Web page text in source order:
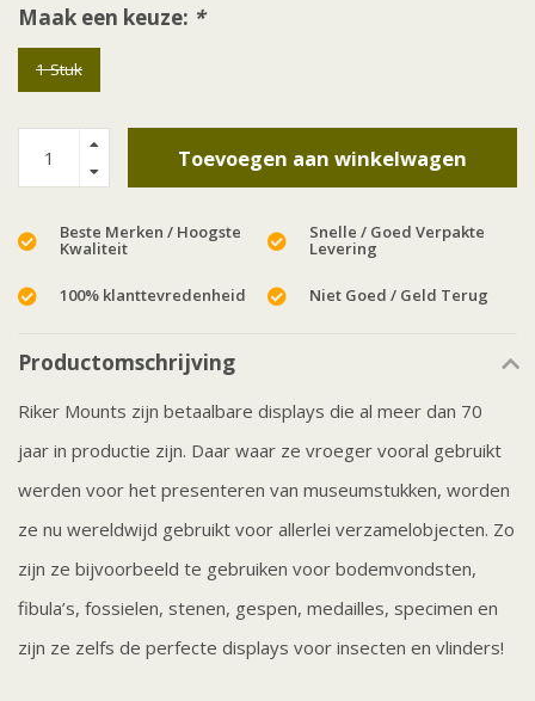
Maak een keuze: *
1 Stuk
Toevoegen aan winkelwagen
Beste Merken / Hoogste
Kwaliteit
Snelle / Goed Verpakte
Levering
100% klanttevredenheid Niet Goed / Geld Terug
Productomschrijving
Riker Mounts zijn betaalbare displays die al meer dan 70
jaar in productie zijn. Daar waar ze vroeger vooral gebruikt
werden voor het presenteren van museumstukken, worden
ze nu wereldwijd gebruikt voor allerlei verzamelobjecten. Zo
zijn ze bijvoorbeeld te gebruiken voor bodemvondsten,
fibula’s, fossielen, stenen, gespen, medailles, specimen en
zijn ze zelfs de perfecte displays voor insecten en vlinders!